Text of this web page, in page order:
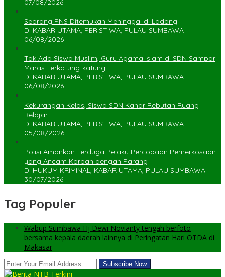
07/08/2026
Seorang PNS Ditemukan Meninggal di Ladang
Di KABAR UTAMA, PERISTIWA, PULAU SUMBAWA
06/08/2026
Tak Ada Siswa Muslim, Guru Agama Islam di SDN Sampar
Maras Terkatung-katung ‎
Di KABAR UTAMA, PERISTIWA, PULAU SUMBAWA
06/08/2026
Kekurangan Kelas, Siswa SDN Kanar Rebutan Ruang
Belajar
Di KABAR UTAMA, PERISTIWA, PULAU SUMBAWA
05/08/2026
Polisi Amankan Terduga Pelaku Percobaan Pemerkosaan
yang Ancam Korban dengan Parang
Di HUKUM KRIMINAL, KABAR UTAMA, PULAU SUMBAWA
30/07/2026
Tag Populer
Wabup Sumbawa Hj Dewi Novianty tengah berfoto
bersama kepala daerah lainnya di Peringatan Hari OTDA di
Makasar